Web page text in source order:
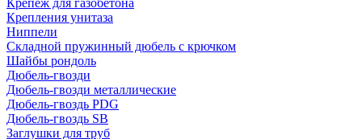
Крепёж для газобетона
Крепления унитаза
Ниппели
Складной пружинный дюбель с крючком
Шайбы рондоль
Дюбель-гвозди
Дюбель-гвозди металлические
Дюбель-гвоздь PDG
Дюбель-гвоздь SB
Заглушки для труб